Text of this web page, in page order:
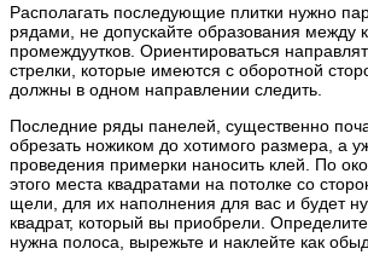
Располагать последующие плитки нужно
рядами, не допускайте образования между
промеждуутков. Ориентироваться
стрелки, которые имеются с оборотной
должны в одном направлении следить.
Последние ряды панелей, существенно
обрезать ножиком до хотимого размера, а
проведения примерки наносить клей. По
этого места квадратами на потолке со
щели, для их наполнения для вас и будет
квадрат, который вы приобрели.
нужна полоса, вырежьте и наклейте как